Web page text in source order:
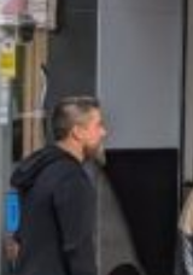
Descubre